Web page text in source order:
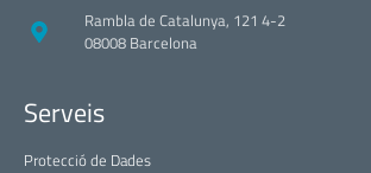
Rambla de Catalunya, 121 4-2
08008 Barcelona
Serveis
Protecció de Dades